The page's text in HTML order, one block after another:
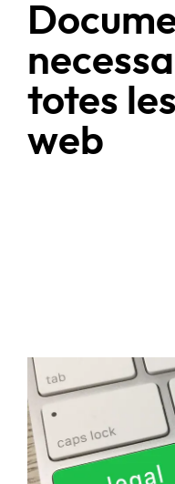
totes
web